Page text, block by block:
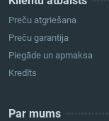
Preču atgriešana
Preču garantija
Piegāde un apmaksa
Kredīts
Par mums